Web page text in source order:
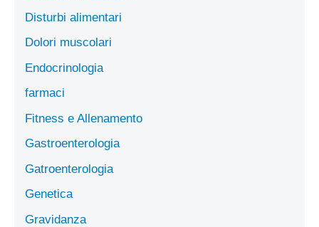
Disturbi alimentari
Dolori muscolari
Endocrinologia
farmaci
Fitness e Allenamento
Gastroenterologia
Gatroenterologia
Genetica
Gravidanza